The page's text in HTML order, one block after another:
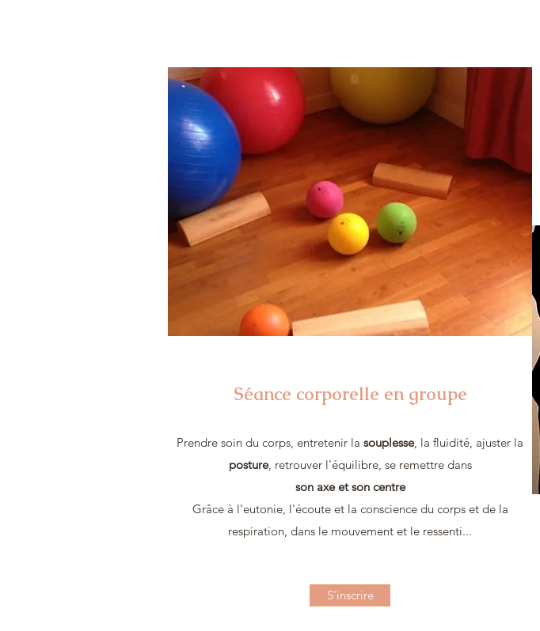
Séance corporelle en groupe
Prendre soin du corps, entretenir la souplesse, la fluidité, ajuster la
posture, retrouver l'équilibre, se remettre dans
son axe et son centre
Grâce à l'eutonie, l'écoute et la conscience du corps et de la
respiration, dans le mouvement et le ressenti...
S'inscrire